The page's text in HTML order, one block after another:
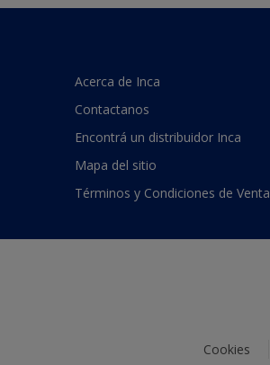
Acerca de Inca
Contactanos
Encontrá un distribuidor Inca
Mapa del sitio
Términos y Condiciones de Venta
Cookies